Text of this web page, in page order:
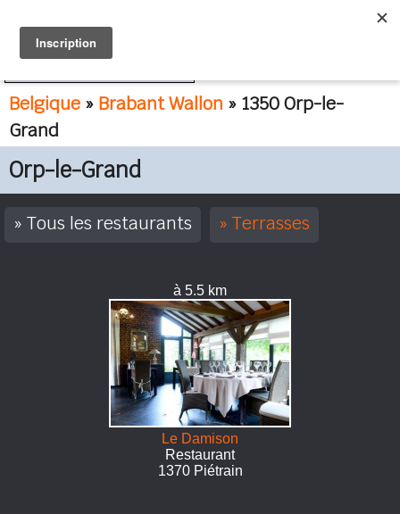
Belgique » Brabant Wallon » 1350 Orp-le-
Grand
Orp-le-Grand
Tous les restaurants Terrasses
à 5.5 km
Le Damison
Restaurant
1370 Piétrain